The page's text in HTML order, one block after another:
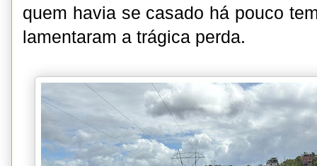
quem havia se casado há pouco
lamentaram a trágica perda.